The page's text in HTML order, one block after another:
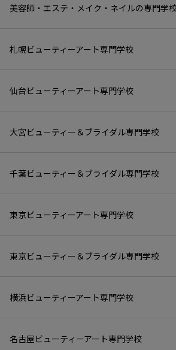
美容師・エステ・メイク・ネイルの専門学
札幌ビューティーアート専門学校
仙台ビューティーアート専門学校
大宮ビューティー＆ブライダル専門学校
千葉ビューティー＆ブライダル専門学校
東京ビューティーアート専門学校
東京ビューティー＆ブライダル専門学校
横浜ビューティーアート専門学校
名古屋ビューティーアート専門学校